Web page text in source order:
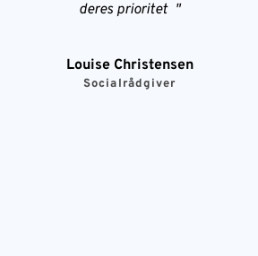
deres prioritet  "
Louise Christensen
Socialrådgiver